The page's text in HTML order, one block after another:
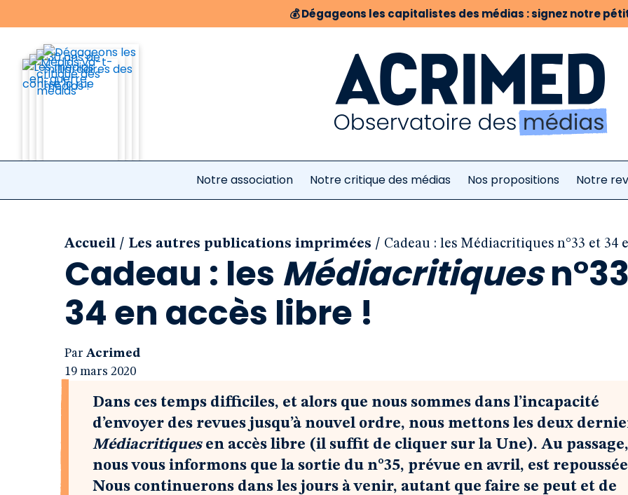
💰Dégageons les capitalistes des médias : signez notre
Notre association Notre critique des médias Nos propositions Notre
Accueil / Les autres publications imprimées / Cadeau : les Médiacritiques n°33 et 34
Cadeau : les Médiacritiques
34 en accès libre !
Par Acrimed
19 mars 2020
Dans ces temps difficiles, et alors que nous sommes dans l’incapacité
d’envoyer des revues jusqu’à nouvel ordre, nous mettons les deux
Médiacritiquesen accès libre (il suffit de cliquer sur la Une). Au passage,
nous vous informons que la sortie du n°35, prévue en avril, est
Nous continuerons dans les jours à venir, autant que faire se peut et de